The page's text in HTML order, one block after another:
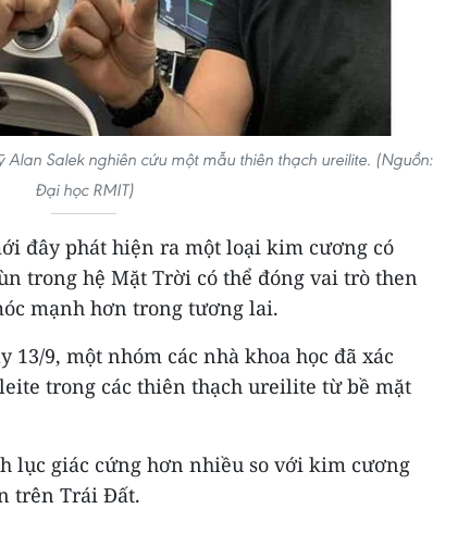
Alan Salek nghiên cứu một mẫu thiên thạch ureilite. (Nguồn:
Đại học RMIT)
đây phát hiện ra một loại kim cương có
trong hệ Mặt Trời có thể đóng vai trò then
mạnh hơn trong tương lai.
13/9, một nhóm các nhà khoa học đã xác
trong các thiên thạch ureilite từ bề mặt
lục giác cứng hơn nhiều so với kim cương
trên Trái Đất.